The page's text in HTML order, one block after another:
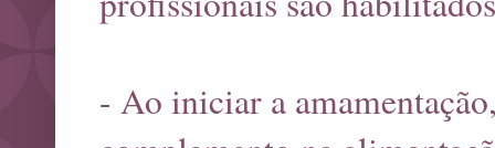
- Ao iniciar a